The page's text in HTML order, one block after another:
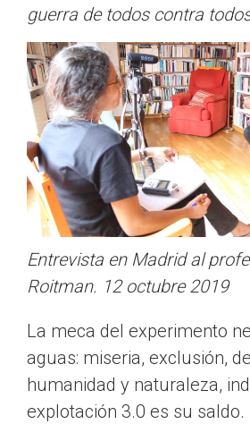
guerra de todos contra
Entrevista en Madrid al
Roitman. 12 octubre 2019
La meca del experimento
aguas: miseria, exclusión,
humanidad y naturaleza,
explotación 3.0 es su saldo.